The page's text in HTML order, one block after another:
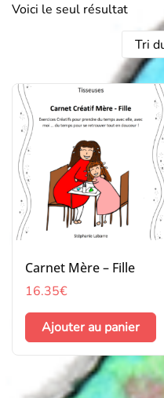
Voici le seul résultat
Carnet Mère – Fille
16.35€
Ajouter au panier